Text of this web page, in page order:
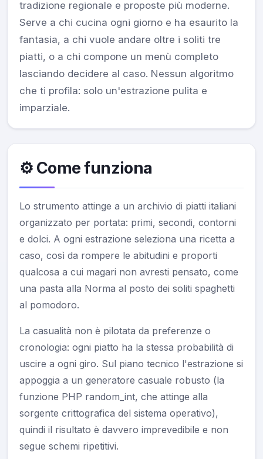
tradizione regionale e proposte più moderne.
Serve a chi cucina ogni giorno e ha esaurito la
fantasia, a chi vuole andare oltre i soliti tre
piatti, o a chi compone un menù completo
lasciando decidere al caso. Nessun algoritmo
che ti profila: solo un'estrazione pulita e
imparziale.
⚙️ Come funziona
Lo strumento attinge a un archivio di piatti italiani
organizzato per portata: primi, secondi, contorni
e dolci. A ogni estrazione seleziona una ricetta a
caso, così da rompere le abitudini e proporti
qualcosa a cui magari non avresti pensato, come
una pasta alla Norma al posto dei soliti spaghetti
al pomodoro.
La casualità non è pilotata da preferenze o
cronologia: ogni piatto ha la stessa probabilità di
uscire a ogni giro. Sul piano tecnico l'estrazione si
appoggia a un generatore casuale robusto (la
funzione PHP random_int, che attinge alla
sorgente crittografica del sistema operativo),
quindi il risultato è davvero imprevedibile e non
segue schemi ripetitivi.